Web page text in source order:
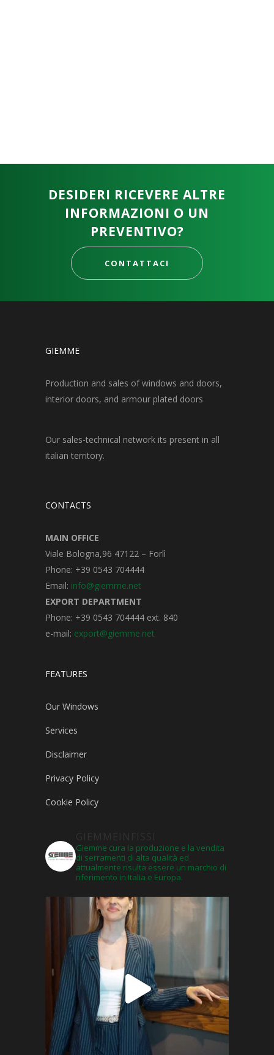
DESIDERI RICEVERE ALTRE
INFORMAZIONI O UN
PREVENTIVO?
CONTATTACI
GIEMME
Production and sales of windows and doors,
interior doors, and armour plated doors
Our sales-technical network its present in all
italian territory.
CONTACTS
MAIN OFFICE
Viale Bologna,96 47122 – Forlì
Phone: +39 0543 704444
Email: info@giemme.net
EXPORT DEPARTMENT
Phone: +39 0543 704444 ext. 840
e-mail: export@giemme.net
FEATURES
Our Windows
Services
Disclaimer
Privacy Policy
Cookie Policy
Giemme cura la produzione e la vendita
di serramenti di alta qualità ed
attualmente risulta essere un marchio di
riferimento in Italia e Europa.